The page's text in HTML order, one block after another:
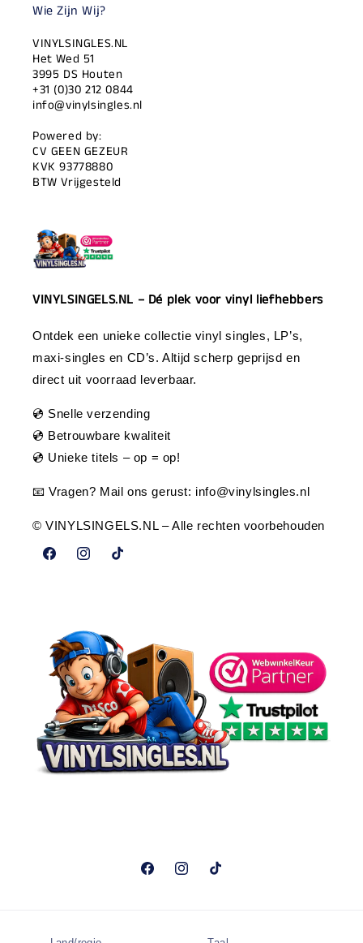
Wie Zijn Wij?
VINYLSINGLES.NL
Het Wed 51
3995 DS Houten
+31 (0)30 212 0844
info@vinylsingles.nl
Powered by:
CV GEEN GEZEUR
KVK 93778880
BTW Vrijgesteld
VINYLSINGELS.NL – Dé plek voor vinyl liefhebbers
Ontdek een unieke collectie vinyl singles, LP’s,
maxi-singles en CD’s. Altijd scherp geprijsd en
direct uit voorraad leverbaar.
💿 Snelle verzending
💿 Betrouwbare kwaliteit
💿 Unieke titels – op = op!
📧 Vragen? Mail ons gerust: info@vinylsingles.nl
© VINYLSINGELS.NL – Alle rechten voorbehouden
FacebookInstagramTikTok
FacebookInstagramTikTok